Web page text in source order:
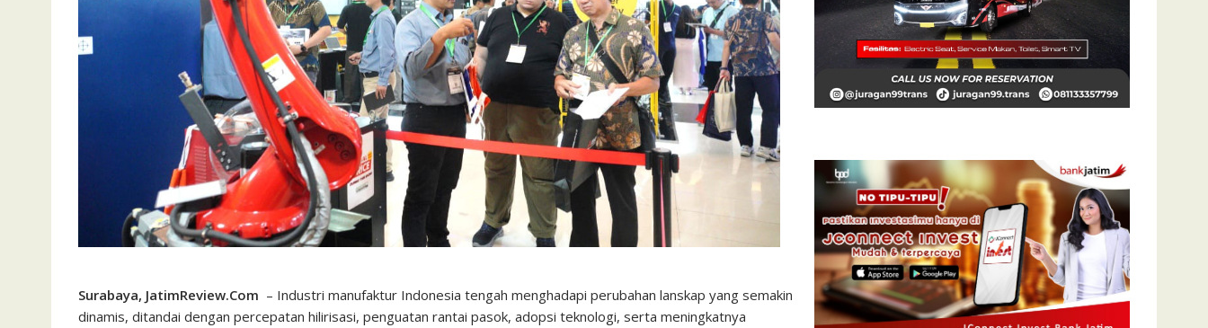
Surabaya, JatimReview.Com – Industri manufaktur Indonesia tengah menghadapi perubahan lanskap yang semakin
dinamis, ditandai dengan percepatan hilirisasi, penguatan rantai pasok, adopsi teknologi, serta meningkatnya